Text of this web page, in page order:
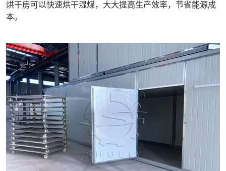
烘干房可以快速烘干湿煤，大大提高生产效率，节省能源成
本。